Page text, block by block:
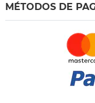
MÉTODOS DE